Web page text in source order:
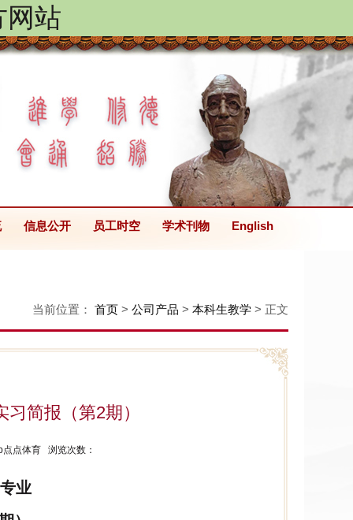
网站
信息公开 员工时空 学术刊物 English
当前位置： 首页 > 公司产品 > 本科生教学 > 正文
简报（第2期）
点体育 浏览次数：
业